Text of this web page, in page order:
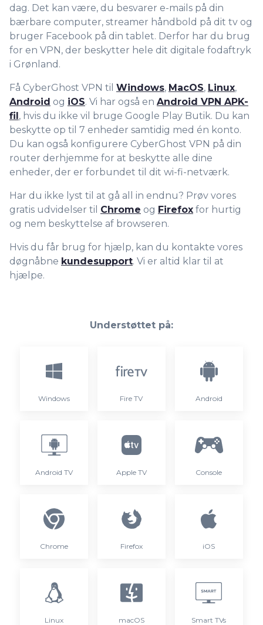
dag. Det kan være, du besvarer e-mails på din
bærbare computer, streamer håndbold på dit tv og
bruger Facebook på din tablet. Derfor har du brug
for en VPN, der beskytter hele dit digitale fodaftryk
i Grønland.
Få CyberGhost VPN til Windows, MacOS, Linux,
Android og iOS. Vi har også en Android VPN APK-
fil, hvis du ikke vil bruge Google Play Butik. Du kan
beskytte op til 7 enheder samtidig med én konto.
Du kan også konfigurere CyberGhost VPN på din
router derhjemme for at beskytte alle dine
enheder, der er forbundet til dit wi-fi-netværk.
Har du ikke lyst til at gå all in endnu? Prøv vores
gratis udvidelser til Chrome og Firefox for hurtig
og nem beskyttelse af browseren.
Hvis du får brug for hjælp, kan du kontakte vores
døgnåbne kundesupport. Vi er altid klar til at
hjælpe.
Understøttet på:
Windows Fire TV Android
Android TV Apple TV Console
Chrome Firefox iOS
Linux macOS Smart TVs